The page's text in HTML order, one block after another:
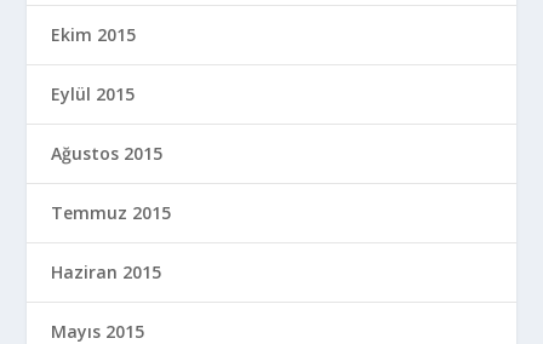
Ekim 2015
Eylül 2015
Ağustos 2015
Temmuz 2015
Haziran 2015
Mayıs 2015